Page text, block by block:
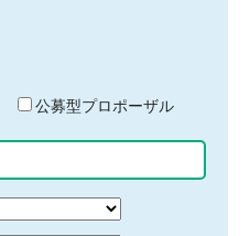
公募型プロポーザル